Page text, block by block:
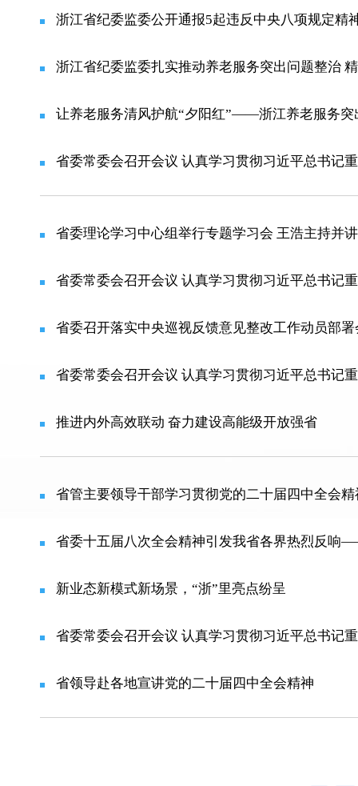
浙江省纪委监委公开通报5起违反中央八项规定精
浙江省纪委监委扎实推动养老服务突出问题整治
让养老服务清风护航“夕阳红”——浙江养老服务突
省委常委会召开会议 认真学习贯彻习近平总书记
省委理论学习中心组举行专题学习会 王浩主持并
省委常委会召开会议 认真学习贯彻习近平总书记
省委召开落实中央巡视反馈意见整改工作动员部
省委常委会召开会议 认真学习贯彻习近平总书记
推进内外高效联动 奋力建设高能级开放强省
省管主要领导干部学习贯彻党的二十届四中全会
省委十五届八次全会精神引发我省各界热烈反响
新业态新模式新场景，“浙”里亮点纷呈
省委常委会召开会议 认真学习贯彻习近平总书记
省领导赴各地宣讲党的二十届四中全会精神